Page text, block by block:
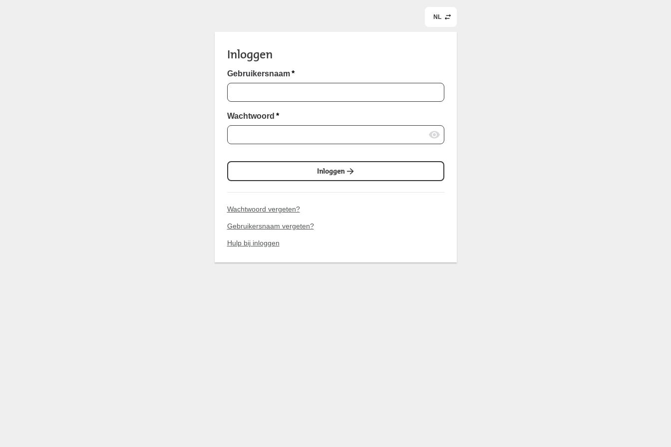
NL
Inloggen
Gebruikersnaam *
Wachtwoord *
Inloggen
Wachtwoord vergeten?
Gebruikersnaam vergeten?
Hulp bij inloggen